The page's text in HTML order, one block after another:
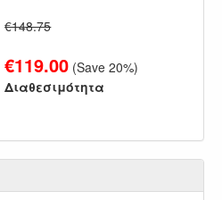
€148.75
€119.00 (Save20%)
Διαθεσιμότητα